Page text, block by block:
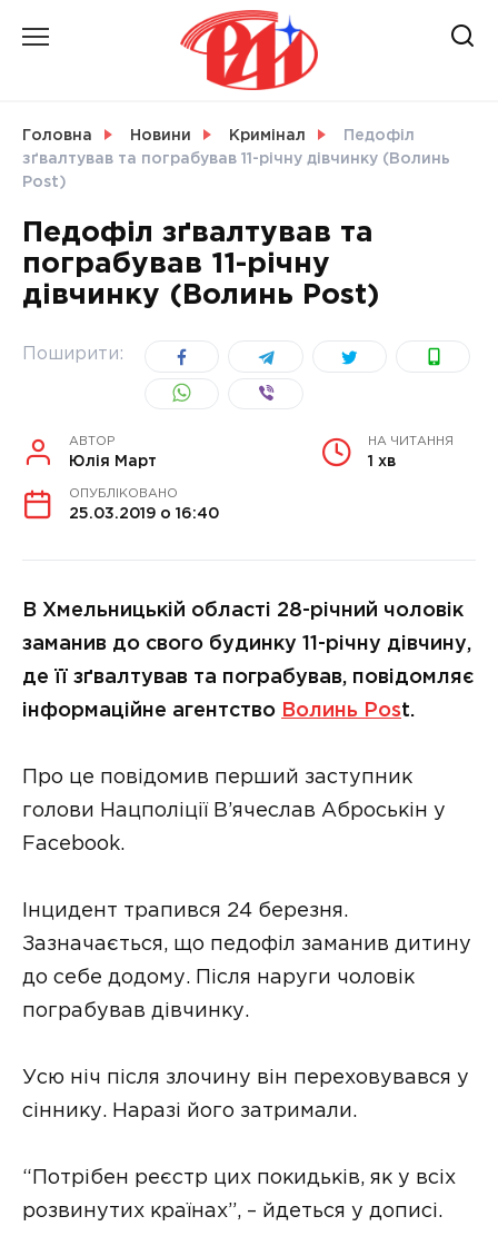
СВІТ
УКРАЇНА
Головна Новини Кримінал
Педофіл
зґвалтував та пограбував 11-річну дівчинку (Волинь
Post)
Педофіл зґвалтував та
пограбував 11-річну
дівчинку (Волинь Post)
Поширити:
АВТОР
Юлія Март
НА ЧИТАННЯ
1 хв
ОПУБЛІКОВАНО
25.03.2019 о 16:40
В Хмельницькій області 28-річний чоловік
заманив до свого будинку 11-річну дівчину,
де її зґвалтував та пограбував, повідомляє
інформаційне агентство Волинь Post.
Про це повідомив перший заступник
голови Нацполіції В’ячеслав Аброськін у
Facebook.
Інцидент трапився 24 березня.
Зазначається, що педофіл заманив дитину
до себе додому. Після наруги чоловік
пограбував дівчинку.
Усю ніч після злочину він переховувався у
сіннику. Наразі його затримали.
“Потрібен реєстр цих покидьків, як у всіх
розвинутих країнах”, – йдеться у дописі.